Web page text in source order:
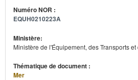
Numéro NOR :
EQUH0210223A
Ministère:
Ministère de l'Équipement, des Transports
Thématique de document :
Mer